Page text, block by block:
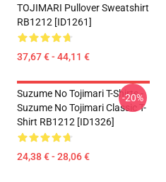
TOJIMARI Pullover Sweatshirt
RB1212 [ID1261]
37,67 € - 44,11 €
Suzume No Tojimari T-Shirts -
Suzume No Tojimari Classic T-
Shirt RB1212 [ID1326]
24,38 € - 28,06 €
-20%